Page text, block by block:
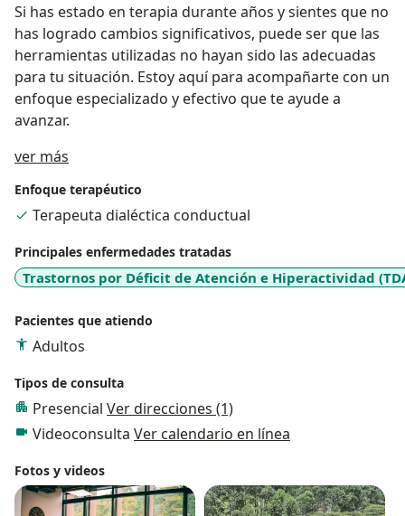
Si has estado en terapia durante años y sientes que no
has logrado cambios significativos, puede ser que las
herramientas utilizadas no hayan sido las adecuadas
para tu situación. Estoy aquí para acompañarte con un
enfoque especializado y efectivo que te ayude a
avanzar.
ver más
Enfoque terapéutico
Terapeuta dialéctica conductual
Principales enfermedades tratadas
Trastornos por Déficit de Atención e Hiperactividad
Pacientes que atiendo
Adultos
Tipos de consulta
Presencial Ver direcciones (1)
Videoconsulta Ver calendario en línea
Fotos y videos